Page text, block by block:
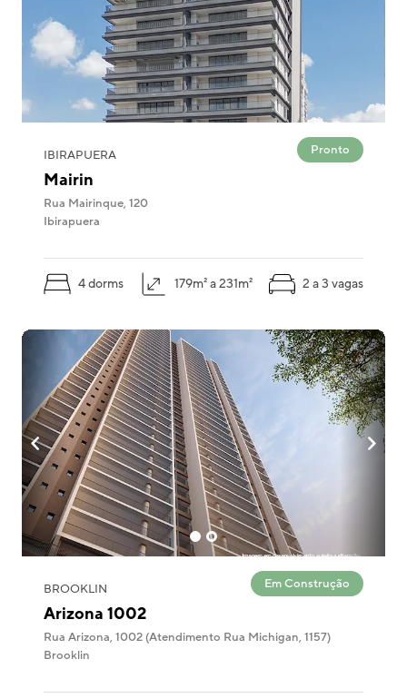
IBIRAPUERA Pronto
Mairin
Rua Mairinque, 120
Ibirapuera
4 dorms 179m² a 231m² 2 a 3 vagas
BROOKLIN Em Construção
Arizona 1002
Rua Arizona, 1002 (Atendimento Rua Michigan, 1157)
Brooklin